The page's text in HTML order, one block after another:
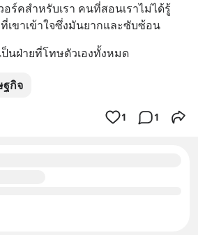
ร์คสำหรับเรา คนที่สอนเราไม่ได้รู้
ขาเข้าใจซึ่งมันยากและซับซ้อน
ป็นฝ่ายที่โทษตัวเองทั้งหมด
ฐกิจ
1 1